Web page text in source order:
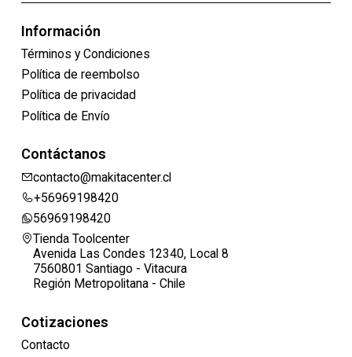
Información
Términos y Condiciones
Política de reembolso
Política de privacidad
Política de Envío
Contáctanos
contacto@makitacenter.cl
+56969198420
56969198420
Tienda Toolcenter
Avenida Las Condes 12340, Local 8
7560801 Santiago - Vitacura
Región Metropolitana - Chile
Cotizaciones
Contacto